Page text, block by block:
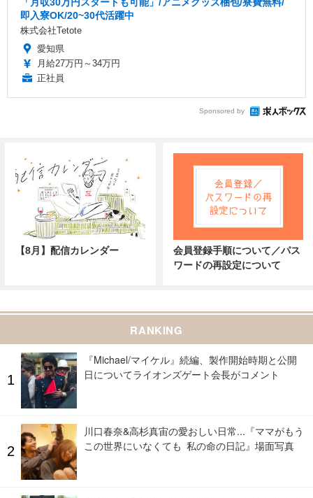
即入寮OK/20~30代活躍中
株式会社Tetote
愛知県
月給27万円～34万円
正社員
Sponsored by
【8月】配信カレンダー
会員登録手順について／パス
ワードの再設定について
RANKING
『Michael/マイケル』続編、製作開始時期と公開
日についてライオンズゲート会長がコメント
川口春奈&高杉真宙の愛おしい日常...『ママがもう
この世界にいなくても 私の命の日記』場面写真